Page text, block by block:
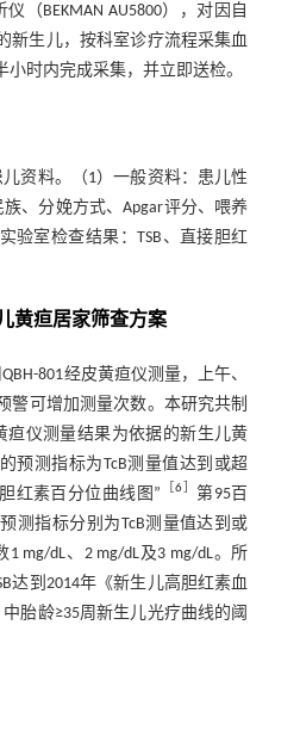
（BEKMAN AU5800），对因自
新生儿，按科室诊疗流程采集血
小时内完成采集，并立即送检。
资料。（1）一般资料：患儿性
、分娩方式、Apgar评分、喂养
验室检查结果：TSB、直接胆红
黄疸居家筛查方案
801经皮黄疸仪测量，上午、
警可增加测量次数。本研究共制
疸仪测量结果为依据的新生儿黄
预测指标为TcB测量值达到或超
红素百分位曲线图”
［6］第95百
测指标分别为TcB测量值达到或
mg/dL、2 mg/dL及3 mg/dL。所
达到2014年《新生儿高胆红素血
胎龄≥35周新生儿光疗曲线的阈